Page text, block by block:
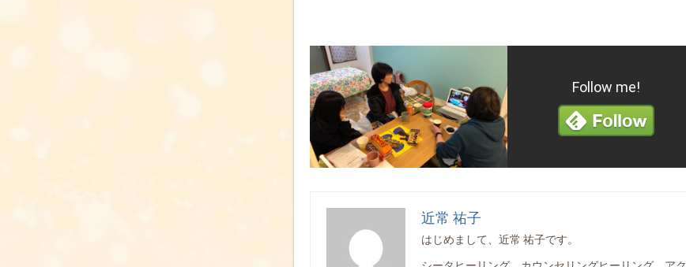
Follow me!
近常 祐子
はじめまして、近常 祐子です。